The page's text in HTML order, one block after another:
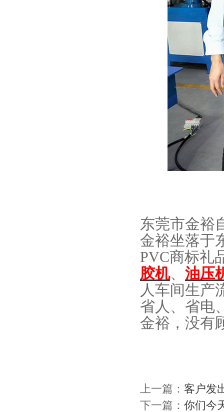
东莞市金裕
金裕坐落于
PVC商标礼
胶机、 油压
人车间生产
省人、省电
金裕，没有
上一篇： 客户发
下一篇： 你们今